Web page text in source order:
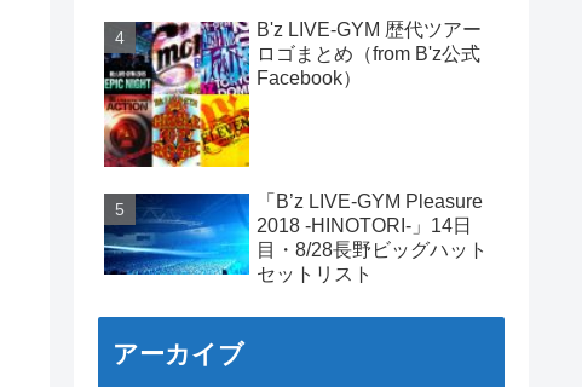
B'z LIVE-GYM 歴代ツアー
ロゴまとめ（from B'z公式
Facebook）
「B’z LIVE-GYM Pleasure
2018 -HINOTORI-」14日
目・8/28長野ビッグハット
セットリスト
アーカイブ